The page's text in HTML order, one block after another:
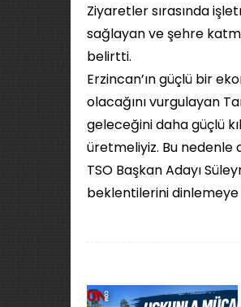
Ziyaretler sırasında
sağlayan ve şehre
belirtti.
Erzincan’ın güçlü bir
olacağını vurgulayan
geleceğini daha güçlü
üretmeliyiz. Bu nedenle
TSO Başkan Adayı
beklentilerini